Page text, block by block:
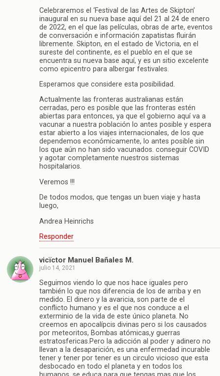
Celebraremos el ‘Festival de las Artes de Skipton’
inaugural en su nueva base aquí del 21 al 24 de enero
de 2022, en el que las películas, obras de arte, eventos
de conversación e información zapatistas fluirán
libremente. Skipton, en el estado de Victoria, en el
sureste del continente, es el pueblo en el que se
encuentra su nueva base aquí, y es un sitio excelente
como epicentro para albergar festivales.
Esperamos que considere esta posibilidad.
Actualmente las fronteras australianas están
cerradas, pero es posible que las fronteras estén
abiertas para entonces, ya que el gobierno aquí va a
vacunar a nuestra población lo antes posible y espera
estar abierto a los viajes internacionales, de los que
dependemos económicamente, lo antes posible sin
los que aún no han sido vacunados. conseguir COVID
y agotar completamente nuestros sistemas
hospitalarios.
Veremos !!!
De todos modos, que tengas un buen viaje y hasta
luego,
Andrea Heinrichs
Responder
vicïctor Manuel Bañales M.
julio 14, 2021
Seguimos viendo lo que nos hace iguales pero
también lo que nos diferencia de los de arriba y en
medido. El dinero y la avaricia, son parte de el
conflicto humano y es el que nos conduce a el
exterminio de la vida de este único planeta. No
creemos en apocalípcis divinas pero si los causados
por meteoritos, Bombas atómicas,y guerras
estratosfericas.Pero la adicción al poder y adinero no
llevan a la desaparición, es una enfermedad incurable
tener y tener por tener es un circulo vicioso que esta
desbocado en todo el planeta y en todos los